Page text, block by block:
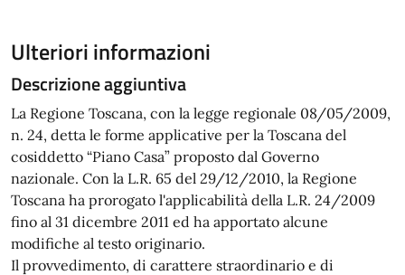
Ulteriori informazioni
Descrizione aggiuntiva
La Regione Toscana, con la legge regionale 08/05/2009,
n. 24, detta le forme applicative per la Toscana del
cosiddetto “Piano Casa” proposto dal Governo
nazionale. Con la L.R. 65 del 29/12/2010, la Regione
Toscana ha prorogato l'applicabilità della L.R. 24/2009
fino al 31 dicembre 2011 ed ha apportato alcune
modifiche al testo originario.
Il provvedimento, di carattere straordinario e di